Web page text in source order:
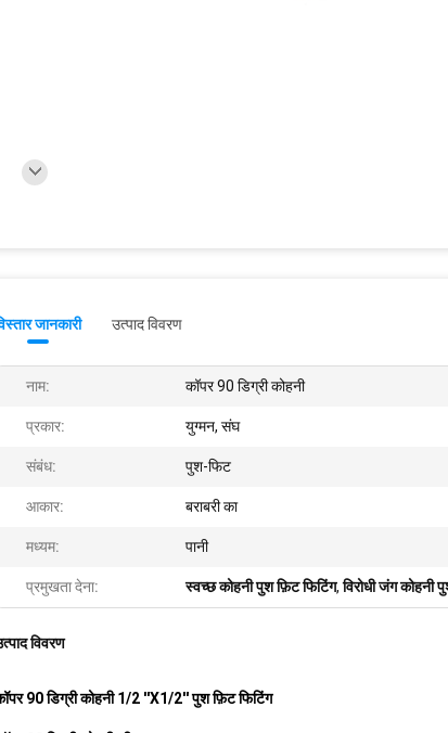
जानकारी उत्पाद विवरण
नाम: कॉपर 90 डिग्री कोहनी
प्रकार: युग्मन, संघ
संबंध: पुश-फिट
आकार: बराबरी का
मध्यम: पानी
प्रमुखता देना: स्वच्छ कोहनी पुश फ़िट फिटिंग,विरोधी जंग कोहनी
विवरण
90 डिग्री कोहनी 1/2 ''X1/2'' पुश फ़िट फिटिंग